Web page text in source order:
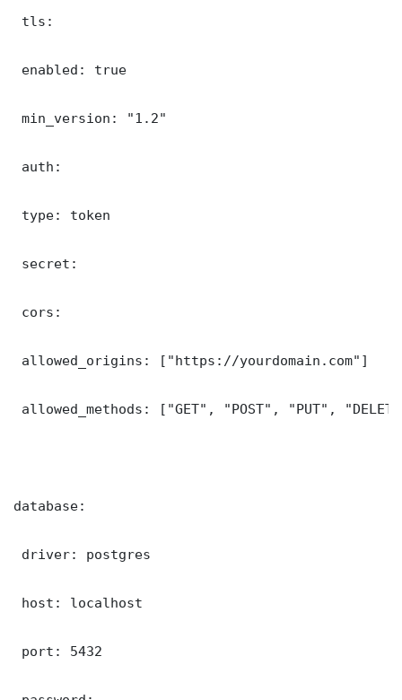
tls:
enabled: true
min_version: "1.2"
auth:
type: token
secret:
cors:
allowed_origins: ["https://yourdomain.com"]
allowed_methods: ["GET", "POST", "PUT",
database:
driver: postgres
host: localhost
port: 5432